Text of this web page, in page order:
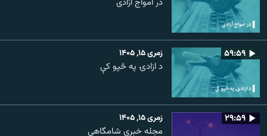
۵۹:۵۹ زمری ۱۵, ۱۴۰۵
د ازادۍ په څپو کې
۲۹:۵۹ زمری ۱۵, ۱۴۰۵
مجله خبری شامگاهی